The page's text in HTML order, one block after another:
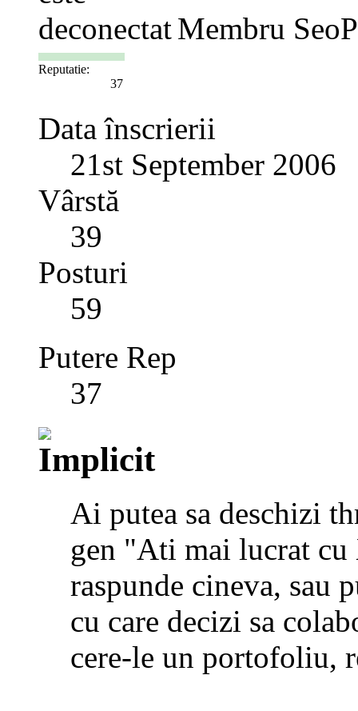
Membru
Reputatie:
37
Data înscrierii
21st September 2006
Vârstă
39
Posturi
59
Putere Rep
37
Ai putea sa deschizi
gen "Ati mai lucrat cu
raspunde cineva, sau
cu care decizi sa
cere-le un portofoliu,